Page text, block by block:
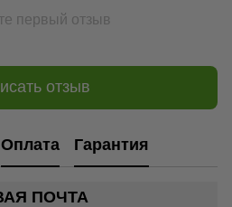
первый отзыв
отзыв
Оплата Гарантия
ПОЧТА